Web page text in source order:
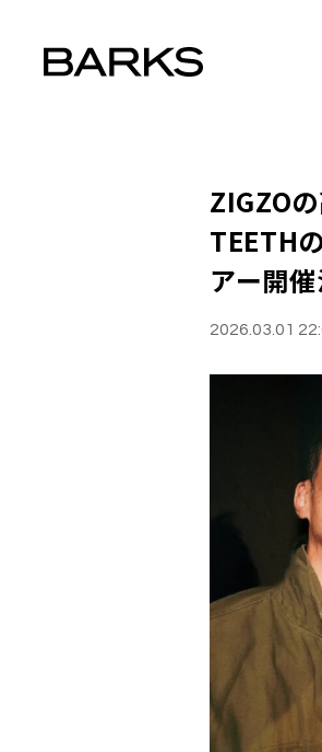
ZIGZO
TEETH
アー開
2026.03.01